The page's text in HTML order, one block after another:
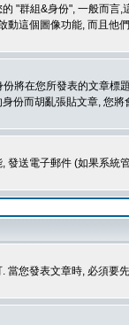
"群組&身份", 一般而
這個圖像功能, 而且
將在您所發表的文章
份而胡亂張貼文章, 您
送電子郵件 (如果系
您發表文章時, 必須要